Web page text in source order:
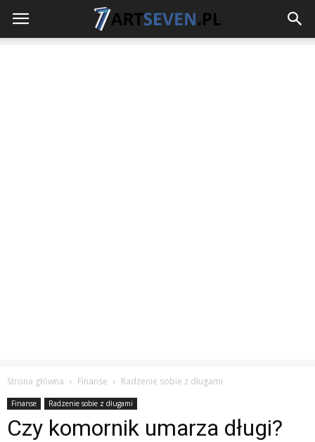
Strona główna Finanse Radzenie sobie z długami
Finanse Radzenie sobie z długami
Czy komornik umarza długi?